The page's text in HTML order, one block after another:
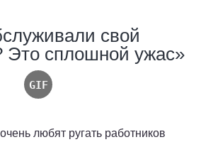
свой
Это сплошной ужас»
любят ругать работников